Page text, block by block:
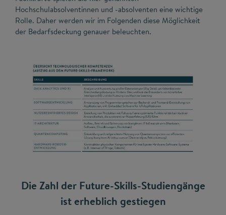
Hochschulabsolventinnen und -absolventen eine wichtige
Rolle. Daher werden wir im Folgenden diese Möglichkeit
der Bedarfsdeckung genauer beleuchten.
Die Zahl der Future-Skills-Studiengänge
ist erheblich gestiegen